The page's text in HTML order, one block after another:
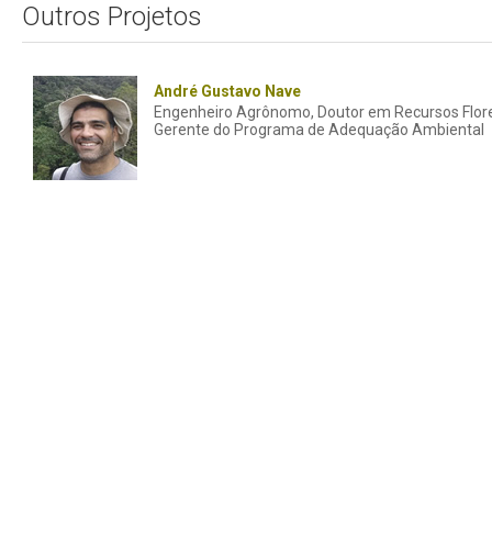
Outros Projetos
André Gustavo Nave
Engenheiro Agrônomo, Doutor em Recursos
Gerente do Programa de Adequação Ambiental